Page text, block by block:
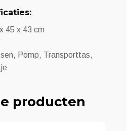
45 x 43 cm
Pomp, Transporttas,
producten